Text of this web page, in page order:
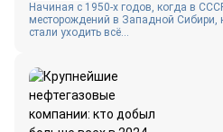
Начиная с 1950‑х годов, когда в
месторождений в Западной Сибири,
стали уходить всё...